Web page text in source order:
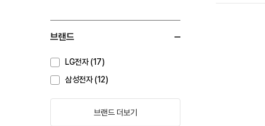
브랜드
LG전자 (17)
삼성전자 (12)
브랜드 더보기